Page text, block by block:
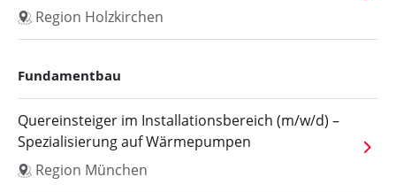
Region Holzkirchen
Fundamentbau
Quereinsteiger im Installationsbereich (m/w/d) –
Spezialisierung auf Wärmepumpen
Region München